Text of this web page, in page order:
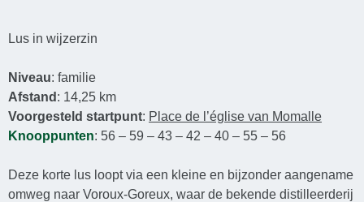
Lus in wijzerzin
Niveau: familie
Afstand : 14,25 km
Voorgesteld startpunt: Place de l’église van Momalle
Knooppunten: 56 – 59 – 43 – 42 – 40 – 55 – 56
Deze korte lus loopt via een kleine en bijzonder aangename
omweg naar Voroux-Goreux, waar de bekende distilleerderij